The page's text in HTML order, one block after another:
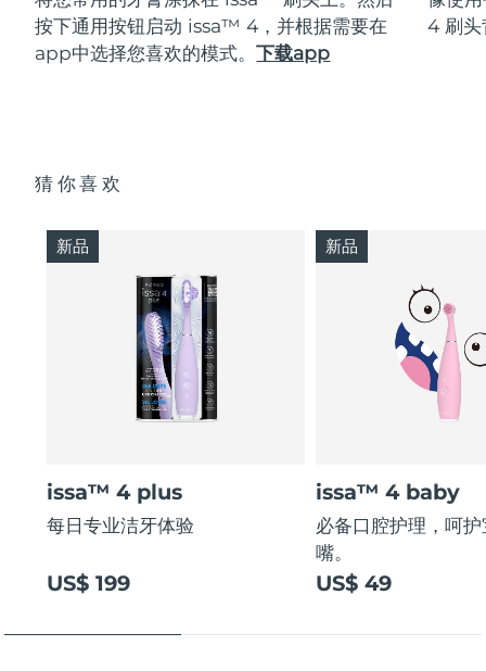
按下通用按钮启动 issa™ 4，并根据需要在
app中选择您喜欢的模式。下载app
4 刷头
猜你喜欢
issa™ 4 plus
每日专业洁牙体验
US$ 199
新品
issa™ 4 baby
必备口腔护理，呵
嘴。
US$ 49
新品